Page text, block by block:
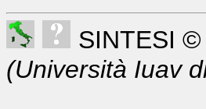
SINTESI ©
(Università Iuav